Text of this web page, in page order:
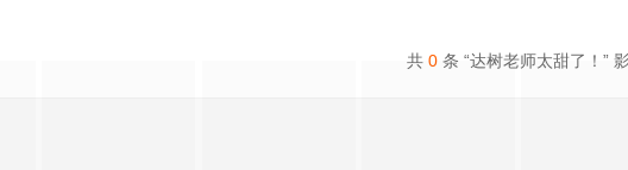
共 0 条 “达树老师太甜了！”